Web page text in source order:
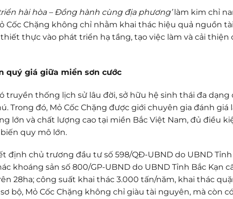
triển hài hòa – Đồng hành cùng địa phương’làm kim chỉ
Cốc Chặng không chỉ nhằm khai thác hiệu quả nguồn
thực vào phát triển hạ tầng, tạo việc làm và cải thiện
quý giá giữa miền sơn cước
truyền thống lịch sử lâu đời, sở hữu hệ sinh thái đa dạng
Trong đó, Mỏ Cốc Chặng được giới chuyên gia đánh giá
lớn và chất lượng cao tại miền Bắc Việt Nam, đủ điều
quy mô lớn.
định chủ trương đầu tư số 598/QĐ-UBND do UBND Tỉnh
khoáng sản số 800/GP-UBND do UBND Tỉnh Bắc Kạn
28ha; công suất khai thác 3.000 tấn/năm, khai thác
bộ, Mỏ Cốc Chặng không chỉ giàu tài nguyên, mà còn